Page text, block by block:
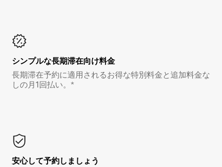
シンプルな長期滞在向け料金
長期滞在予約に適用されるお得な特別料金と追加料金な
しの月1回払い。*
安心して予約しましょう